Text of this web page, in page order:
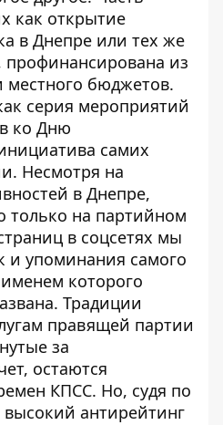
как открытие
в Днепре или тех же
из
местного бюджетов.
серия мероприятий
ко Дню
самих
Несмотря на
в Днепре,
только на партийном
в соцсетях мы
и упоминания самого
которого
Традиции
правящей партии
за
остаются
КПСС. Но, судя по
антирейтинг